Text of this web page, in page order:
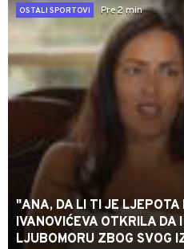
OSTALI SPORTOVI
Pre 2 min
"ANA, DA LI TI JE
IVANOVIĆEVA OTKRILA DA
LJUBOMORU ZBOG SVOG